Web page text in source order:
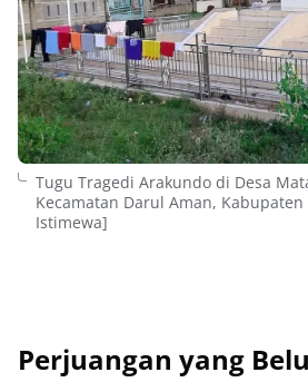
Tugu Tragedi Arakundo di Desa
Kecamatan Darul Aman,
Istimewa]
Perjuangan yang